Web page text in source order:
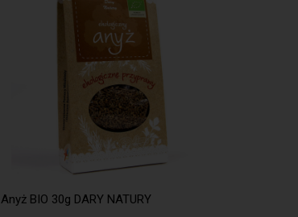
Anyż BIO 30g DARY NATURY